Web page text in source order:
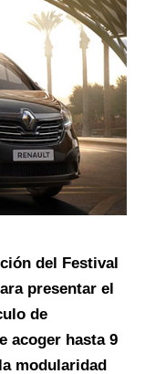
del Festival
presentar el
de
acoger hasta 9
modularidad